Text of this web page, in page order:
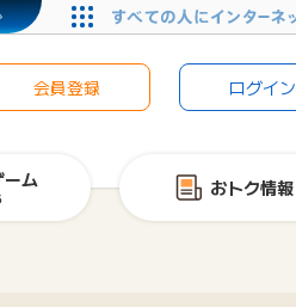
会員登録 ログイン
ーム おトク情報